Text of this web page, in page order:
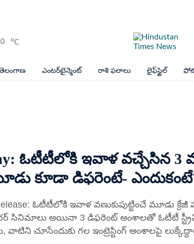
0 oC
ఎంటర్‌టైన్మెంట్ రాశి ఫలాలు లైఫ్‌స్టైల్
ఓటీటీలోకి ఇవాళ వచ్చేసిన 3
కూడా డిఫరెంటే-
ఓటీటీలోకి ఇవాళ వణుకుపుట్టించే మూడు
సినిమాలు అయినా 3 డిఫరెంట్ అంశాలతో ఓటీటీ
చూసేందుకు గల ఇంట్రెస్టింగ్ అంశాలపై